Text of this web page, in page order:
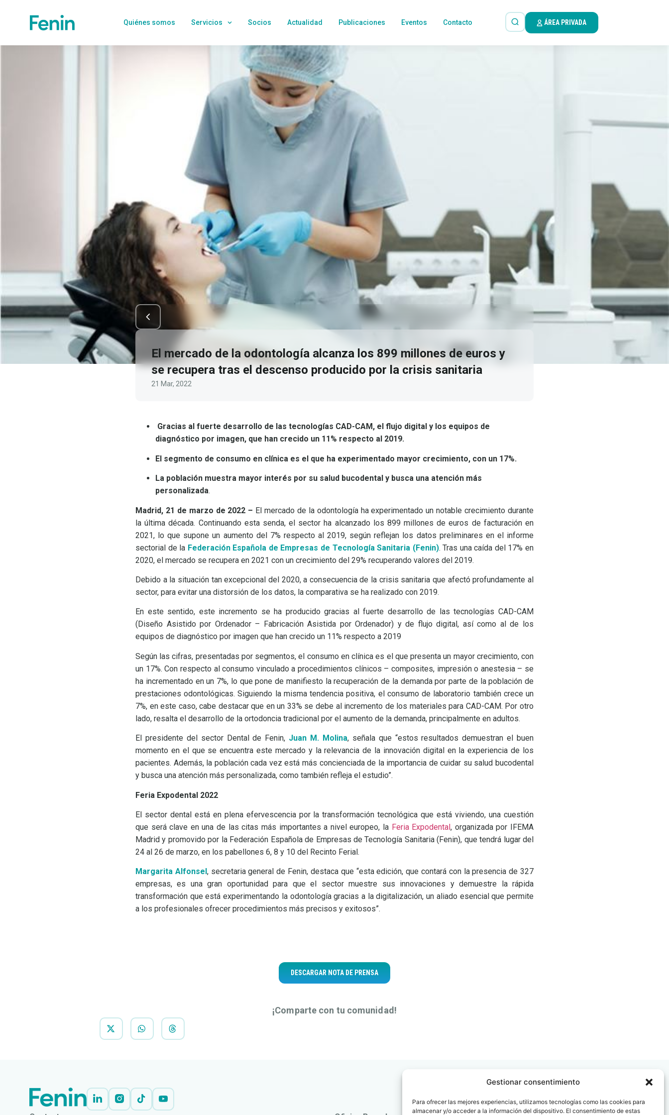
Gestionar consentimiento
Para ofrecer las mejores experiencias, utilizamos tecnologías como las cookies para
almacenar y/o acceder a la información del dispositivo. El consentimiento de estas
Quiénes somos Servicios Socios Actualidad Publicaciones Eventos Contacto ÁREA PRIVADA
El mercado de la odontología alcanza los 899 millones de euros y
se recupera tras el descenso producido por la crisis sanitaria
21 Mar, 2022
Gracias al fuerte desarrollo de las tecnologías CAD-CAM, el flujo digital y los equipos de
diagnóstico por imagen, que han crecido un 11% respecto al 2019.
El segmento de consumo en clínica es el que ha experimentado mayor crecimiento, con un 17%.
La población muestra mayor interés por su salud bucodental y busca una atención más
personalizada.
Madrid, 21 de marzo de 2022 – El mercado de la odontología ha experimentado un notable crecimiento durante
la última década. Continuando esta senda, el sector ha alcanzado los 899 millones de euros de facturación en
2021, lo que supone un aumento del 7% respecto al 2019, según reflejan los datos preliminares en el informe
sectorial de la Federación Española de Empresas de Tecnología Sanitaria (Fenin). Tras una caída del 17% en
2020, el mercado se recupera en 2021 con un crecimiento del 29% recuperando valores del 2019.
Debido a la situación tan excepcional del 2020, a consecuencia de la crisis sanitaria que afectó profundamente al
sector, para evitar una distorsión de los datos, la comparativa se ha realizado con 2019.
En este sentido, este incremento se ha producido gracias al fuerte desarrollo de las tecnologías CAD-CAM
(Diseño Asistido por Ordenador – Fabricación Asistida por Ordenador) y de flujo digital, así como al de los
equipos de diagnóstico por imagen que han crecido un 11% respecto a 2019
Según las cifras, presentadas por segmentos, el consumo en clínica es el que presenta un mayor crecimiento, con
un 17%. Con respecto al consumo vinculado a procedimientos clínicos – composites, impresión o anestesia – se
ha incrementado en un 7%, lo que pone de manifiesto la recuperación de la demanda por parte de la población de
prestaciones odontológicas. Siguiendo la misma tendencia positiva, el consumo de laboratorio también crece un
7%, en este caso, cabe destacar que en un 33% se debe al incremento de los materiales para CAD-CAM. Por otro
lado, resalta el desarrollo de la ortodoncia tradicional por el aumento de la demanda, principalmente en adultos.
El presidente del sector Dental de Fenin, Juan M. Molina, señala que “estos resultados demuestran el buen
momento en el que se encuentra este mercado y la relevancia de la innovación digital en la experiencia de los
pacientes. Además, la población cada vez está más concienciada de la importancia de cuidar su salud bucodental
y busca una atención más personalizada, como también refleja el estudio”.
Feria Expodental 2022
El sector dental está en plena efervescencia por la transformación tecnológica que está viviendo, una cuestión
que será clave en una de las citas más importantes a nivel europeo, la Feria Expodental, organizada por IFEMA
Madrid y promovido por la Federación Española de Empresas de Tecnología Sanitaria (Fenin), que tendrá lugar del
24 al 26 de marzo, en los pabellones 6, 8 y 10 del Recinto Ferial.
Margarita Alfonsel , secretaria general de Fenin, destaca que “esta edición, que contará con la presencia de 327
empresas, es una gran oportunidad para que el sector muestre sus innovaciones y demuestre la rápida
transformación que está experimentando la odontología gracias a la digitalización, un aliado esencial que permite
a los profesionales ofrecer procedimientos más precisos y exitosos”.
DESCARGAR NOTA DE PRENSA
¡Comparte con tu comunidad!